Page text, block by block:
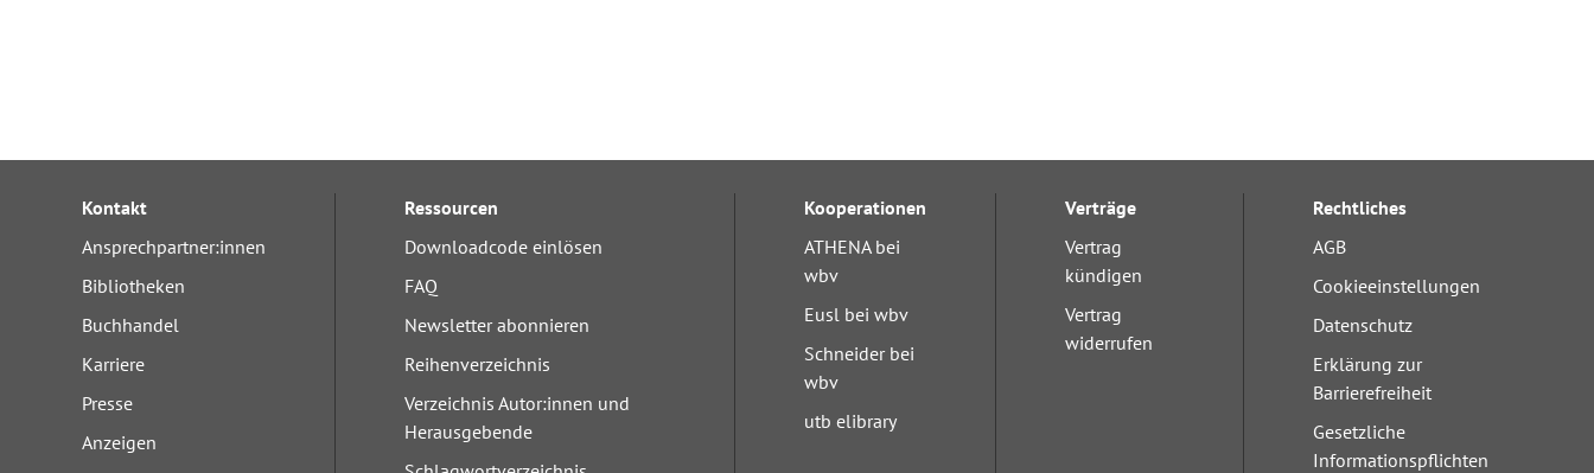
Kontakt
Ansprechpartner:innen
Bibliotheken
Buchhandel
Karriere
Presse
Anzeigen
Ressourcen
Downloadcode einlösen
FAQ
Newsletter abonnieren
Reihenverzeichnis
Verzeichnis Autor:innen und
Herausgebende
Kooperationen
ATHENA bei
wbv
Eusl bei wbv
Schneider bei
wbv
utb elibrary
Verträge
Vertrag
kündigen
Vertrag
widerrufen
Rechtliches
AGB
Cookieeinstellungen
Datenschutz
Erklärung zur
Barrierefreiheit
Gesetzliche
Informationspflichten